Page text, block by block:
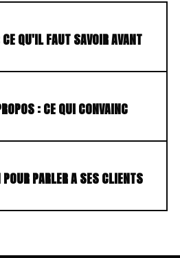
QU'IL FAUT SAVOIR AVANT
: CE QUI CONVAINC
PARLER A SES CLIENTS